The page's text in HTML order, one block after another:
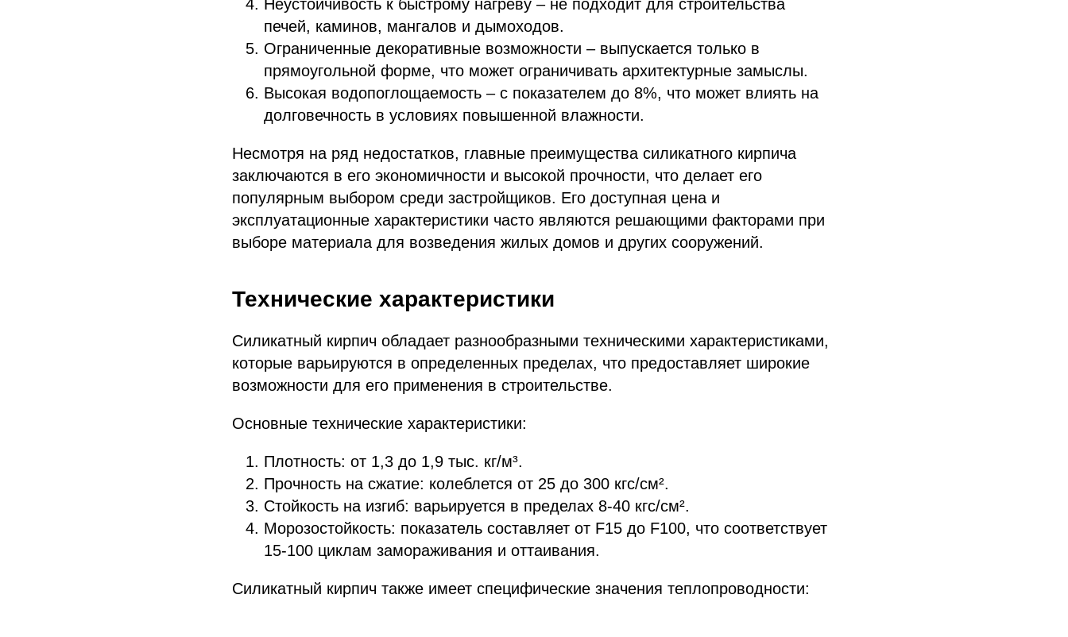
Неустойчивость к быстрому нагреву – не подходит для строительства
печей, каминов, мангалов и дымоходов.
Ограниченные декоративные возможности – выпускается только в
прямоугольной форме, что может ограничивать архитектурные замыслы.
Высокая водопоглощаемость – с показателем до 8%, что может влиять на
долговечность в условиях повышенной влажности.
Несмотря на ряд недостатков, главные преимущества силикатного кирпича
заключаются в его экономичности и высокой прочности, что делает его
популярным выбором среди застройщиков. Его доступная цена и
эксплуатационные характеристики часто являются решающими факторами при
выборе материала для возведения жилых домов и других сооружений.
Технические характеристики
Силикатный кирпич обладает разнообразными техническими характеристиками,
которые варьируются в определенных пределах, что предоставляет широкие
возможности для его применения в строительстве.
Основные технические характеристики:
Плотность: от 1,3 до 1,9 тыс. кг/м³.
Прочность на сжатие: колеблется от 25 до 300 кгс/см².
Стойкость на изгиб: варьируется в пределах 8-40 кгс/см².
Морозостойкость: показатель составляет от F15 до F100, что соответствует
15-100 циклам замораживания и оттаивания.
Силикатный кирпич также имеет специфические значения теплопроводности: